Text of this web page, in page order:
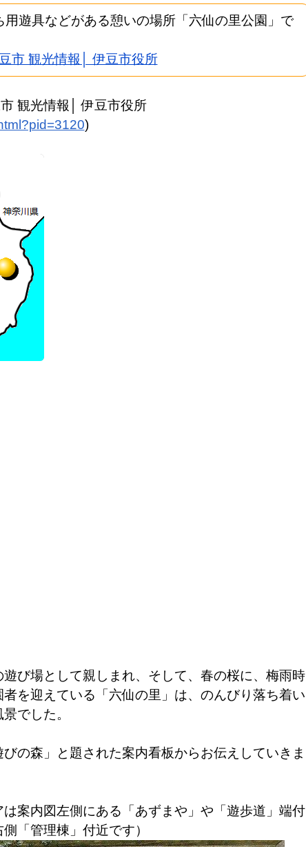
遊具などがある憩いの場所「六仙の里公園」で
市 観光情報│ 伊豆市役所
観光情報│ 伊豆市役所
)
び場として親しまれ、そして、春の桜に、梅雨時
を迎えている「六仙の里」は、のんびり落ち着い
でした。
森」と題された案内看板からお伝えしていきま
案内図左側にある「あずまや」や「遊歩道」端付
「管理棟」付近です）